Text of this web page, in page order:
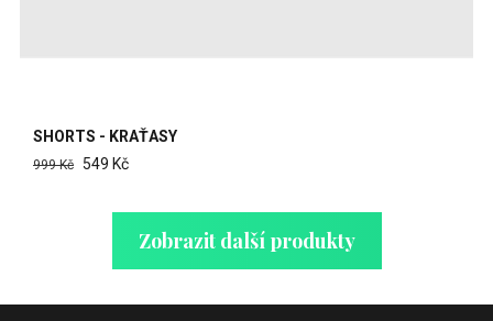
SHORTS - KRAŤASY
999 Kč 549 Kč
Zobrazit další produkty